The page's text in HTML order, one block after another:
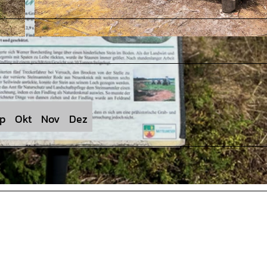
© Mittelweser-Touristik GmbH |CC-BY
Okt Nov Dez